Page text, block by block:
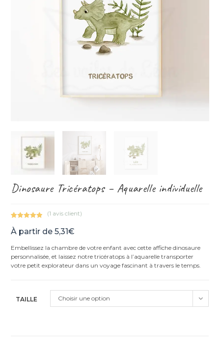
Dinosaure Tricératops – Aquarelle individuelle
sur 5
notation
client
(1 avis client)
À partir de5,31€
Embellissez la chambre de votre enfant avec cette affiche dinosaure
personnalisée, et laissez notre tricératops à l’aquarelle transporter
votre petit explorateur dans un voyage fascinant à travers le temps.
TAILLE Choisir une option